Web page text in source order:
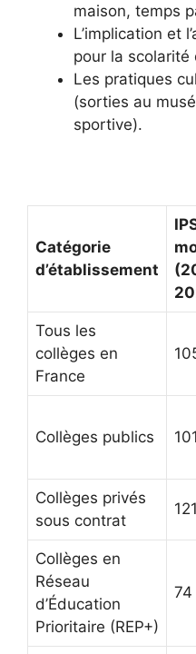
maison, temps
L’implication et
pour la
Les pratiques
(sorties au
sportive).
Catégorie
d’établissement
Tous les
collèges en
France
Collèges publics 101
Collèges privés
sous contrat
121
Collèges en
Réseau
d’Éducation
Prioritaire (REP+)
74